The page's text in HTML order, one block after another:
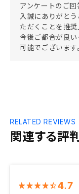
アンケートのご
入誠にありがと
ただくことを推
今後ご都合が良
可能でございます。
関連する評
RELATED REVIEWS
4.7